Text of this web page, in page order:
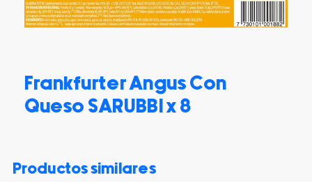
Frankfurter Angus Con
Queso SARUBBI x 8
productos similares